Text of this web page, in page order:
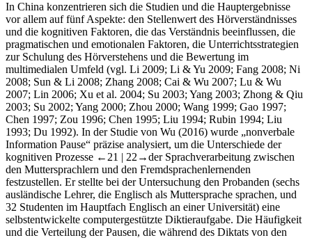
In China konzentrieren sich die Studien und die Hauptergebnisse
vor allem auf fünf Aspekte: den Stellenwert des Hörverständnisses
und die kognitiven Faktoren, die das Verständnis beeinflussen, die
pragmatischen und emotionalen Faktoren, die Unterrichtsstrategien
zur Schulung des Hörverstehens und die Bewertung im
multimedialen Umfeld (vgl. Li 2009; Li & Yu 2009; Fang 2008; Ni
2008; Sun & Li 2008; Zhang 2008; Cai & Wu 2007; Lu & Wu
2007; Lin 2006; Xu et al. 2004; Su 2003; Yang 2003; Zhong & Qiu
2003; Su 2002; Yang 2000; Zhou 2000; Wang 1999; Gao 1997;
Chen 1997; Zou 1996; Chen 1995; Liu 1994; Rubin 1994; Liu
1993; Du 1992). In der Studie von Wu (2016) wurde „nonverbale
Information Pause“ präzise analysiert, um die Unterschiede der
kognitiven Prozesse ←21 | 22→der Sprachverarbeitung zwischen
den Muttersprachlern und den Fremdsprachenlernenden
festzustellen. Er stellte bei der Untersuchung den Probanden (sechs
ausländische Lehrer, die Englisch als Muttersprache sprachen, und
32 Studenten im Hauptfach Englisch an einer Universität) eine
selbstentwickelte computergestützte Diktieraufgabe. Die Häufigkeit
und die Verteilung der Pausen, die während des Diktats von den